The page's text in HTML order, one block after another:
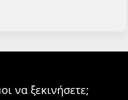
να ξεκινήσετε;